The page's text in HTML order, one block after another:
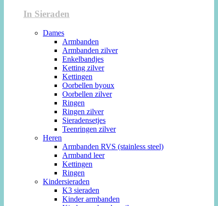
In Sieraden
Dames
Armbanden
Armbanden zilver
Enkelbandjes
Ketting zilver
Kettingen
Oorbellen byoux
Oorbellen zilver
Ringen
Ringen zilver
Sieradensetjes
Teenringen zilver
Heren
Armbanden RVS (stainless steel)
Armband leer
Kettingen
Ringen
Kindersieraden
K3 sieraden
Kinder armbanden